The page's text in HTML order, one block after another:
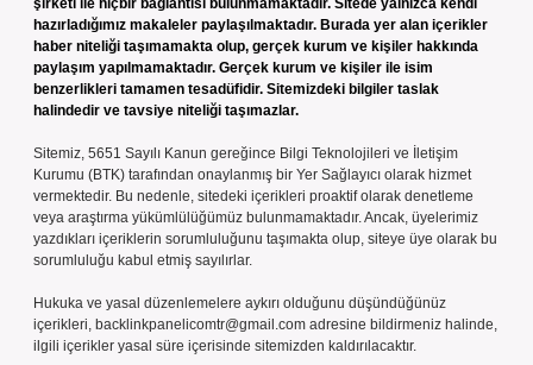
şirketi ile hiçbir bağlantısı bulunmamaktadır. Sitede yalnızca kendi
hazırladığımız makaleler paylaşılmaktadır. Burada yer alan içerikler
haber niteliği taşımamakta olup, gerçek kurum ve kişiler hakkında
paylaşım yapılmamaktadır. Gerçek kurum ve kişiler ile isim
benzerlikleri tamamen tesadüfidir. Sitemizdeki bilgiler taslak
halindedir ve tavsiye niteliği taşımazlar.
Sitemiz, 5651 Sayılı Kanun gereğince Bilgi Teknolojileri ve İletişim
Kurumu (BTK) tarafından onaylanmış bir Yer Sağlayıcı olarak hizmet
vermektedir. Bu nedenle, sitedeki içerikleri proaktif olarak denetleme
veya araştırma yükümlülüğümüz bulunmamaktadır. Ancak, üyelerimiz
yazdıkları içeriklerin sorumluluğunu taşımakta olup, siteye üye olarak bu
sorumluluğu kabul etmiş sayılırlar.
Hukuka ve yasal düzenlemelere aykırı olduğunu düşündüğünüz
içerikleri, backlinkpanelicomtr@gmail.com adresine bildirmeniz halinde,
ilgili içerikler yasal süre içerisinde sitemizden kaldırılacaktır.